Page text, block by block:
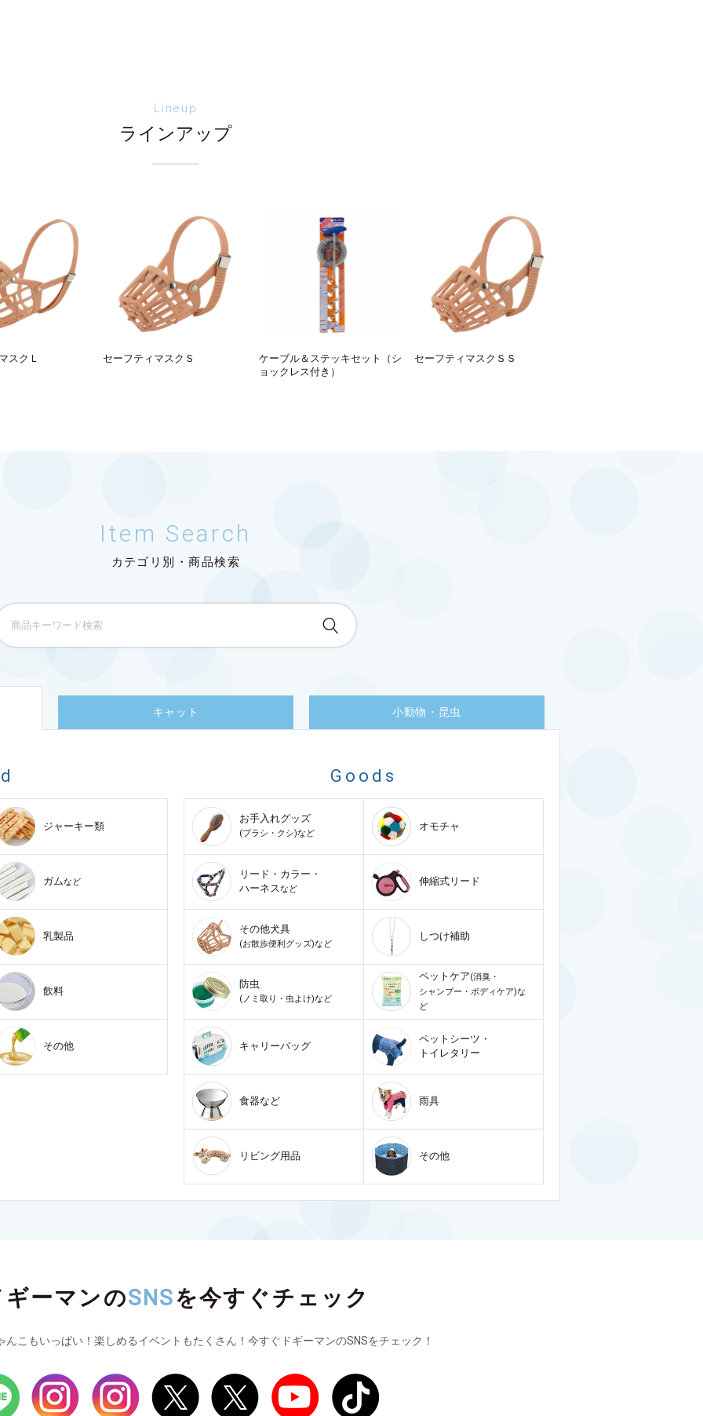
Lineup
ラインアップ
スクＬ セーフティマスクＳ
ケーブル＆ステッキセット（シ
ョックレス付き）
セーフティマスクＳＳ
Item Search
カテゴリ別・商品検索
キャット 小動物・昆虫
ジャーキー類
ガムなど
乳製品
飲料
その他
Goods
お手入れグッズ
(ブラシ・クシ)など
オモチャ
リード・カラー・
ハーネスなど
伸縮式リード
その他犬具
(お散歩便利グッズ)など
しつけ補助
防虫
(ノミ取り・虫よけ)など
ペットケア(消臭・
シャンプー・ボディケア)な
ど
キャリーバッグ
ペットシーツ・
トイレタリー
食器など 雨具
リビング用品 その他
ギーマンのSNSを今すぐチェック
んこもいっぱい！楽しめるイベントもたくさん！今すぐドギーマンのSNSをチェック！